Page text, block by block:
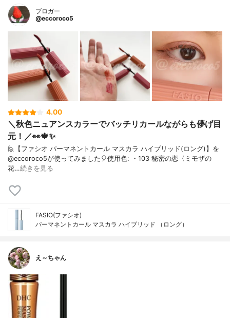
ブロガー
@eccoroco5
4.00
＼秋色ニュアンスカラーでバッチリカールながらも儚げ目
元！／👀🍁✨
⁡🙋【ファシオ パーマネントカール マスカラ ハイブリッド(ロング)】を
@eccoroco5が使ってみました🎈⁡⁡⁡⁡⁡使用色: ・103 秘密の恋〈ミモザの
花…続きを見る
FASIO(ファシオ)
パーマネントカール マスカラ ハイブリッド （ロング）
え～ちゃん